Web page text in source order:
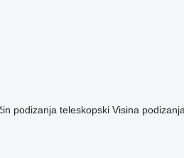
podizanja teleskopski Visina podizanja